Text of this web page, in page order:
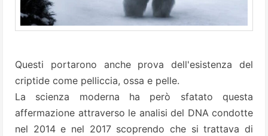
Questi portarono anche prova dell'esistenza del
criptide come pelliccia, ossa e pelle.
La scienza moderna ha però sfatato questa
affermazione attraverso le analisi del DNA condotte
nel 2014 e nel 2017 scoprendo che si trattava di